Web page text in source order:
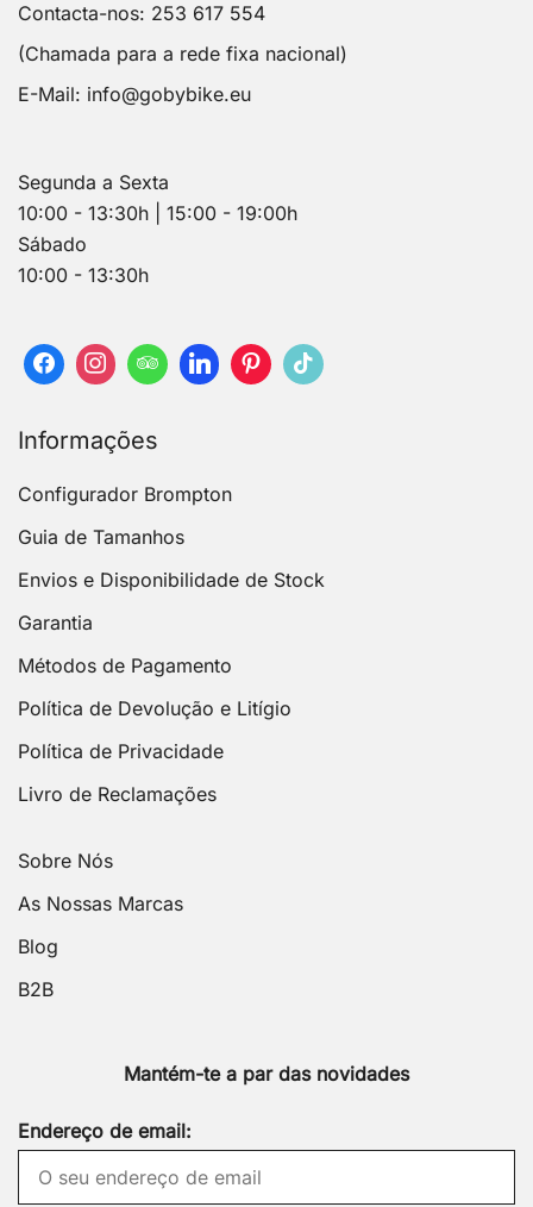
Contacta-nos: 253 617 554
(Chamada para a rede fixa nacional)
E-Mail: info@gobybike.eu
Segunda a Sexta
10:00 - 13:30h | 15:00 - 19:00h
Sábado
10:00 - 13:30h
Informações
Configurador Brompton
Guia de Tamanhos
Envios e Disponibilidade de Stock
Garantia
Métodos de Pagamento
Política de Devolução e Litígio
Política de Privacidade
Livro de Reclamações
Sobre Nós
As Nossas Marcas
Blog
B2B
Mantém-te a par das novidades
Endereço de email: